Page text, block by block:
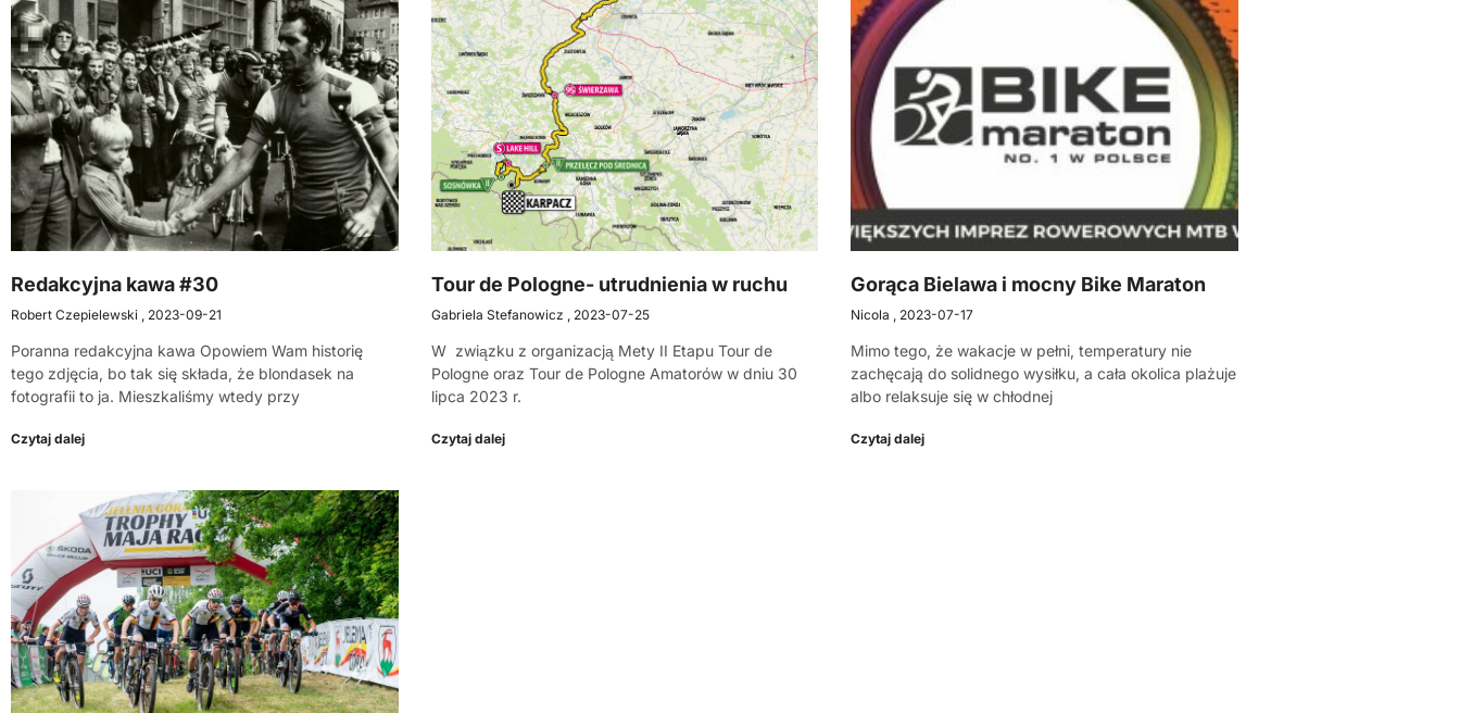
Redakcyjna kawa #30
Robert Czepielewski 2023-09-21
Poranna redakcyjna kawa Opowiem Wam historię
tego zdjęcia, bo tak się składa, że blondasek na
fotografii to ja. Mieszkaliśmy wtedy przy
Czytaj dalej
Tour de Pologne- utrudnienia w ruchu
Gabriela Stefanowicz 2023-07-25
W związku z organizacją Mety II Etapu Tour de
Pologne oraz Tour de Pologne Amatorów w dniu 30
lipca 2023 r.
Czytaj dalej
Gorąca Bielawa i mocny Bike Maraton
Nicola 2023-07-17
Mimo tego, że wakacje w pełni, temperatury nie
zachęcają do solidnego wysiłku, a cała okolica plażuje
albo relaksuje się w chłodnej
Czytaj dalej